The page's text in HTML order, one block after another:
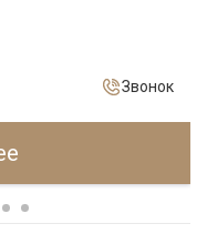
Звонок